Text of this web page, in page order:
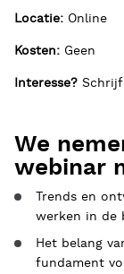
Locatie: Online
Kosten: Geen
Interesse?
We
webinar
Trends en
werken in de
Het belang
fundament